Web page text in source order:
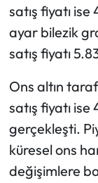
satış fiyatı ise
ayar bilezik
satış fiyatı
Ons altın
satış fiyatı
gerçekleşti.
küresel ons
değişimlere